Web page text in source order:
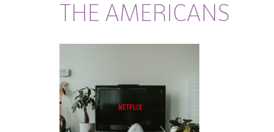
THE AMERICANS